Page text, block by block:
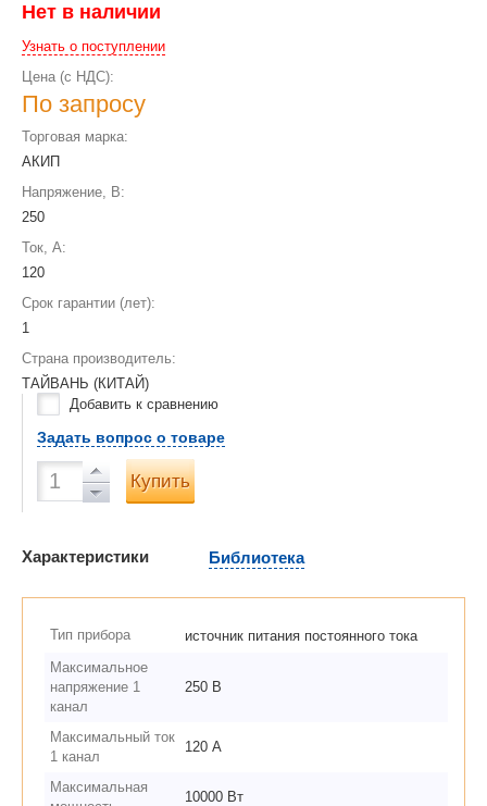
Нет в наличии
Узнать о поступлении
Цена (с НДС):
По запросу
Торговая марка:
АКИП
Напряжение, В:
250
Ток, А:
120
Срок гарантии (лет):
1
Страна производитель:
ТАЙВАНЬ (КИТАЙ)
Добавить к сравнению
Задать вопрос о товаре
Купить
Характеристики Библиотека
Тип прибора
источник питания постоянного тока
Максимальное
напряжение 1
канал
250 В
Максимальный ток
1 канал
120 А
Максимальная
10000 Вт